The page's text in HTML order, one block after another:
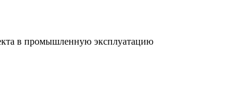
в промышленную эксплуатацию